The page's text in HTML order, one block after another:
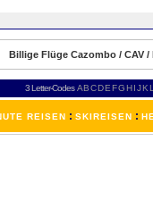
Billige Flüge Cazombo / CAV
3 Letter-Codes ABCDEFGH IJKL
REISEN : SKIREISEN :